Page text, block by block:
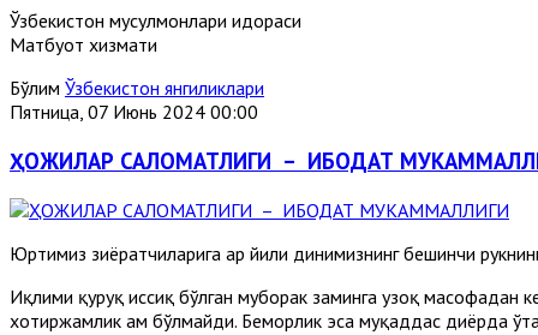
Ўзбекистон мусулмонлари идораси
Матбуот хизмати
Бўлим Ўзбекистон янгиликлари
Пятница, 07 Июнь 2024 00:00
ҲОЖИЛАР САЛОМАТЛИГИ – ИБОДАТ
Юртимиз зиёратчиларига ҳар йили динимизнинг бешинчи
Иқлими қуруқ иссиқ бўлган муборак заминга узоқ масофадан
хотиржамлик ҳам бўлмайди. Беморлик эса муқаддас диёрда